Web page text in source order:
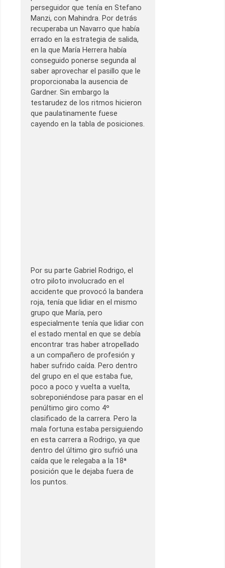
perseguidor que tenía en Stefano
Manzi, con Mahindra. Por detrás
recuperaba un Navarro que había
errado en la estrategia de salida,
en la que María Herrera había
conseguido ponerse segunda al
saber aprovechar el pasillo que le
proporcionaba la ausencia de
Gardner. Sin embargo la
testarudez de los ritmos hicieron
que paulatinamente fuese
cayendo en la tabla de posiciones.
Por su parte Gabriel Rodrigo, el
otro piloto involucrado en el
accidente que provocó la bandera
roja, tenía que lidiar en el mismo
grupo que María, pero
especialmente tenía que lidiar con
el estado mental en que se debía
encontrar tras haber atropellado
a un compañero de profesión y
haber sufrido caída. Pero dentro
del grupo en el que estaba fue,
poco a poco y vuelta a vuelta,
sobreponiéndose para pasar en el
penúltimo giro como 4º
clasificado de la carrera. Pero la
mala fortuna estaba persiguiendo
en esta carrera a Rodrigo, ya que
dentro del último giro sufrió una
caída que le relegaba a la 18ª
posición que le dejaba fuera de
los puntos.